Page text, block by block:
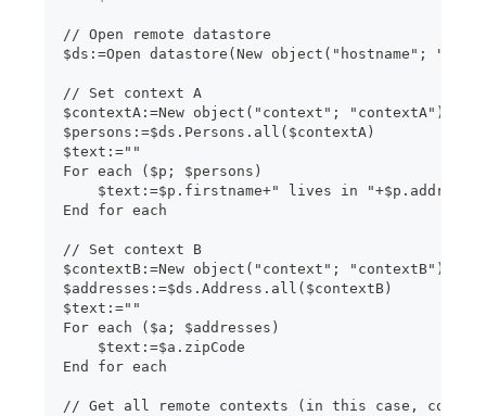
// Open remote datastore
$ds:=Open datastore(New object("hostname";
// Set context A
$contextA:=New object("context"; "contextA")
$persons:=$ds.Persons.all($contextA)
$text:=""
For each ($p; $persons)
$text:=$p.firstname+" lives in
End for each
// Set context B
$contextB:=New object("context"; "contextB")
$addresses:=$ds.Address.all($contextB)
$text:=""
For each ($a; $addresses)
    $text:=$a.zipCode
End for each
// Get all remote contexts (in this case,